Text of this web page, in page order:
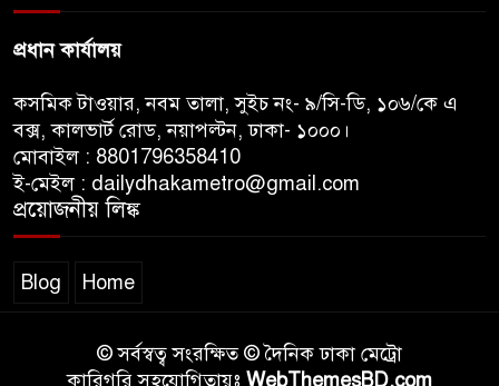
প্রধান কার্যালয়
কসমিক টাওয়ার, নবম তালা, সুইচ নং- ৯/সি-ডি, ১০৬/কে এ
বক্স, কালভার্ট রোড, নয়াপল্টন, ঢাকা- ১০০০।
মোবাইল : 8801796358410
ই-মেইল : dailydhakametro@gmail.com
প্রয়োজনীয় লিঙ্ক
Blog Home
© সর্বস্বত্ব সংরক্ষিত © দৈনিক ঢাকা মেট্রো
কারিগরি সহযোগিতায়ঃ WebThemesBD.com